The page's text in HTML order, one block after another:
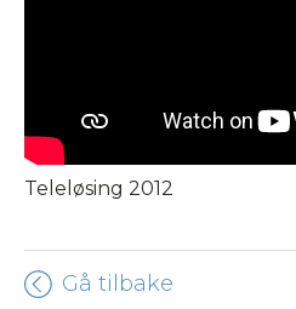
Teleløsing 2012
Gå tilbake